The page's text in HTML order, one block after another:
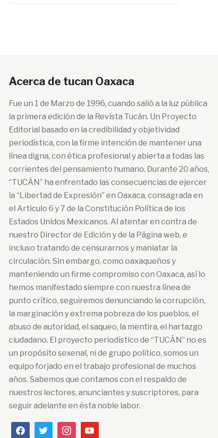
Acerca de tucan Oaxaca
Fue un 1 de Marzo de 1996, cuando salió a la luz pública
la primera edición de la Revista Tucán. Un Proyecto
Editorial basado en la credibilidad y objetividad
periodística, con la firme intención de mantener una
línea digna, con ética profesional y abierta a todas las
corrientes del pensamiento humano. Durante 20 años,
“TUCÁN” ha enfrentado las consecuencias de ejercer
la “Libertad de Expresión” en Oaxaca, consagrada en
el Articulo 6 y 7 de la Constitución Política de los
Estados Unidos Mexicanos. Al atentar en contra de
nuestro Director de Edición y de la Página web, e
incluso tratando de censurarnos y maniatar la
circulación. Sin embargo, como oaxaqueños y
manteniendo un firme compromiso con Oaxaca, así lo
hemos manifestado siempre con nuestra línea de
punto crítico, seguiremos denunciando la corrupción,
la marginación y extrema pobreza de los pueblos, el
abuso de autoridad, el saqueo, la mentira, el hartazgo
ciudadano. El proyecto periodístico de “TUCÁN” no es
un propósito sexenal, ni de grupo político, somos un
equipo forjado en el trabajo profesional de muchos
años. Sabemos que contamos con el respaldo de
nuestros lectores, anunciantes y suscriptores, para
seguir adelante en ésta noble labor.